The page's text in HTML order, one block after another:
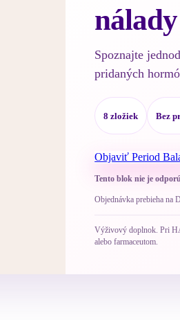
Spoznajte
pridaných
8 zložiek Bez
Objaviť Period
Tento blok nie je
Objednávka prebieha na
Výživový doplnok. Pri
alebo farmaceutom.